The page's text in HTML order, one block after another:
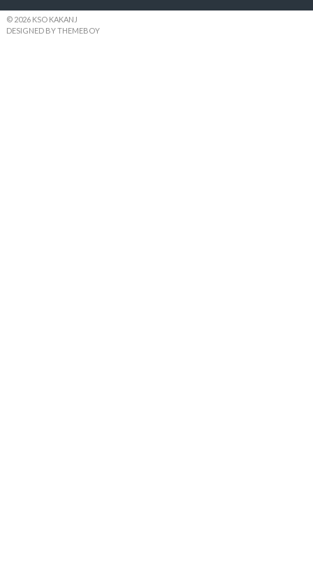
© 2026 KSO KAKANJ
DESIGNED BY THEMEBOY